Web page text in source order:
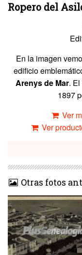
Ropero del
En la imagen
edificio
Arenys de Mar.
1897
Ver
Ver
Otras fotos